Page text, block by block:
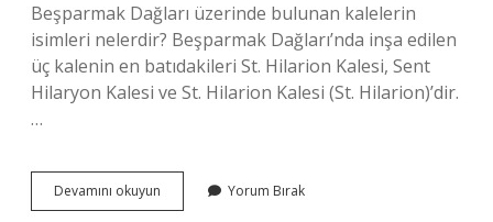
Beşparmak Dağları üzerinde bulunan kalelerin
isimleri nelerdir? Beşparmak Dağları’nda inşa edilen
üç kalenin en batıdakileri St. Hilarion Kalesi, Sent
Hilaryon Kalesi ve St. Hilarion Kalesi (St. Hilarion)’dir.
…
Devamını okuyun Beşparmak
Dağları
Yorum Bırak